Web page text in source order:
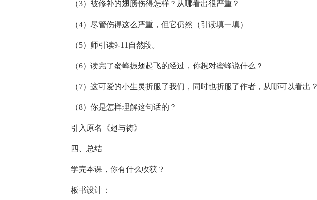
（3）被修补的翅膀伤得怎样？从哪看出很严重？
（4）尽管伤得这么严重，但它仍然（引读填一填）
（5）师引读9-11自然段。
（6）读完了蜜蜂振翅起飞的经过，你想对蜜蜂说什么？
（7）这可爱的小生灵折服了我们，同时也折服了作者，从哪可以看出？
（8）你是怎样理解这句话的？
引入原名《翅与祷》
四、总结
学完本课，你有什么收获？
板书设计：